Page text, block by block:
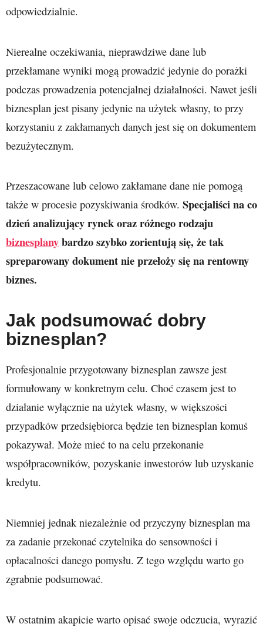
odpowiedzialnie.
Nierealne oczekiwania, nieprawdziwe dane lub
przekłamane wyniki mogą prowadzić jedynie do porażki
podczas prowadzenia potencjalnej działalności. Nawet jeśli
biznesplan jest pisany jedynie na użytek własny, to przy
korzystaniu z zakłamanych danych jest się on dokumentem
bezużytecznym.
Przeszacowane lub celowo zakłamane dane nie pomogą
także w procesie pozyskiwania środków. Specjaliści na co
dzień analizujący rynek oraz różnego rodzaju
biznesplanybardzo szybko zorientują się, że tak
spreparowany dokument nie przełoży się na rentowny
biznes.
Jak podsumować dobry
biznesplan?
Profesjonalnie przygotowany biznesplan zawsze jest
formułowany w konkretnym celu. Choć czasem jest to
działanie wyłącznie na użytek własny, w większości
przypadków przedsiębiorca będzie ten biznesplan komuś
pokazywał. Może mieć to na celu przekonanie
współpracowników, pozyskanie inwestorów lub uzyskanie
kredytu.
Niemniej jednak niezależnie od przyczyny biznesplan ma
za zadanie przekonać czytelnika do sensowności i
opłacalności danego pomysłu. Z tego względu warto go
zgrabnie podsumować.
W ostatnim akapicie warto opisać swoje odczucia, wyrazić